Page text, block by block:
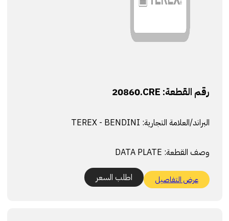
رقم القطعة: 20860.CRE
البراند/العلامة التجارية:
وصف القطعة:
عرض التفاصيل اطلب السعر